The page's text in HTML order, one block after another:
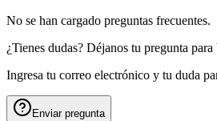
No se han cargado preguntas frecuentes.
¿Tienes dudas? Déjanos tu pregunta para
Ingresa tu correo electrónico y tu duda
Enviar pregunta